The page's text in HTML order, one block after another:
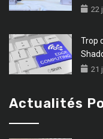
22
Trop
21
Actualités